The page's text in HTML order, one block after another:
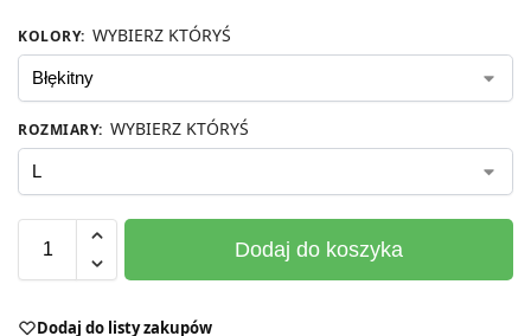
KOLORY: WYBIERZ KTÓRYŚ
ROZMIARY: WYBIERZ KTÓRYŚ
Dodaj do koszyka
Dodaj do listy zakupów